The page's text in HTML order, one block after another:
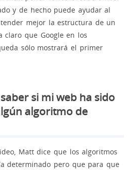
y de hecho puede ayudar al
mejor la estructura de un
claro que Google en los
sólo mostrará el primer
si mi web ha sido
algoritmo de
Matt dice que los algoritmos
determinado pero que para que